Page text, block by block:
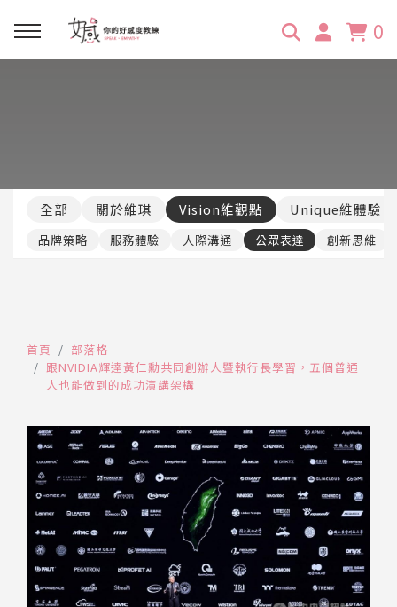
0
線上課程
嚴選商品
它站開課
合作邀約
品牌顧問
公眾表達影響力
創意活動企劃力
服務體驗設計課
維琪簡介
學員推薦
媒體報導
維體驗Unique
維觀點Vision
全部 關於維琪 Vision維觀點 Unique維體驗
品牌策略 服務體驗 人際溝通 公眾表達 創新思維
首頁
部落格
跟NVIDIA輝達黃仁勳共同創辦人暨執行長學習，五個普通
人也能做到的成功演講架構